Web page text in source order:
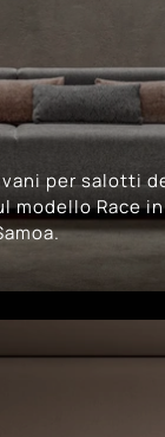
per salotti
modello Race